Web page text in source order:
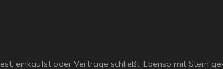
einkaufst oder Verträge schließt. Ebenso mit Stern